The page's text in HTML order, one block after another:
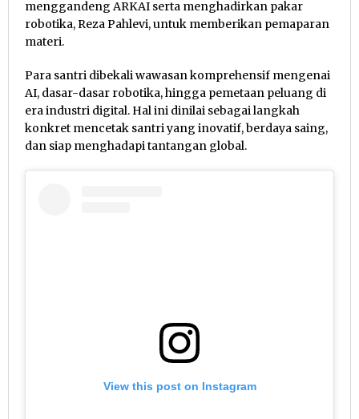
menggandeng ARKAI serta menghadirkan pakar
robotika, Reza Pahlevi, untuk memberikan pemaparan
materi.
Para santri dibekali wawasan komprehensif mengenai
AI, dasar-dasar robotika, hingga pemetaan peluang di
era industri digital. Hal ini dinilai sebagai langkah
konkret mencetak santri yang inovatif, berdaya saing,
dan siap menghadapi tantangan global.
View this post on Instagram